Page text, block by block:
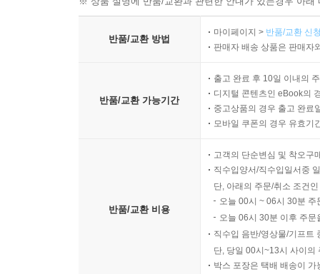
반품/교환 방법
마이페이지 > 반품/교환 신
판매자 배송 상품은 판매자
반품/교환 가능기간
출고 완료 후 10일 이내의
디지털 콘텐츠인 eBook의
중고상품의 경우 출고 완료
모바일 쿠폰의 경우 유효기
반품/교환 비용
고객의 단순변심 및 착오구
직수입양서/직수입일서중
단, 아래의 주문/취소 조건
오늘 00시 ~ 06시 30분
오늘 06시 30분 이후 주
직수입 음반/영상물/기프트
단, 당일 00시~13시 사이의
박스 포장은 택배 배송이